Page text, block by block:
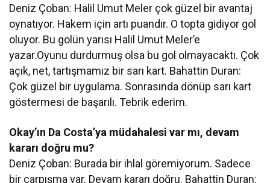
Deniz Çoban: Halil Umut Meler çok güzel bir avantaj
oynatıyor. Hakem için artı puandır. O topta gidiyor gol
oluyor. Bu golün yarısı Halil Umut Meler’e
yazar.Oyunu durdurmuş olsa bu gol olmayacaktı. Çok
açık, net, tartışmamız bir sarı kart. Bahattin Duran:
Çok güzel bir uygulama. Sonrasında dönüp sarı kart
göstermesi de başarılı. Tebrik ederim.
Okay’ın Da Costa’ya müdahalesi var mı, devam
kararı doğru mu?
Deniz Çoban: Burada bir ihlal göremiyorum. Sadece
bir çarpışma var. Devam kararı doğru. Bahattin Duran: